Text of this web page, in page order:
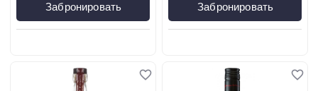
Забронировать Забронировать